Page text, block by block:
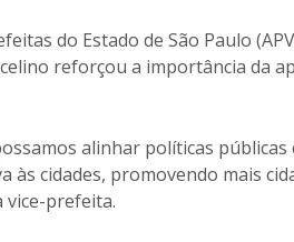
do Estado de São Paulo
reforçou a importância da
alinhar políticas
às cidades, promovendo mais
vice-prefeita.